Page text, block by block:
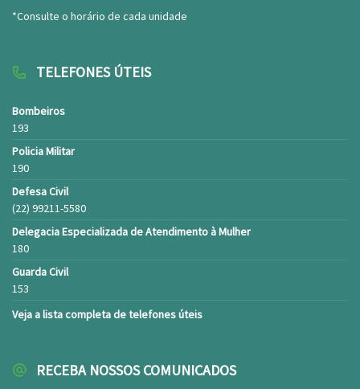
*Consulte o horário de cada unidade
TELEFONES ÚTEIS
Bombeiros
193
Policia Militar
190
Defesa Civil
(22) 99211-5580
Delegacia Especializada de Atendimento à Mulher
180
Guarda Civil
153
Veja a lista completa de telefones úteis
RECEBA NOSSOS COMUNICADOS